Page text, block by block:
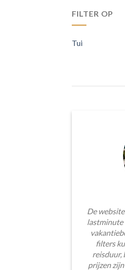
FILTER OP
Tui
De
lastminute
filters
reisduur,
prijzen zijn